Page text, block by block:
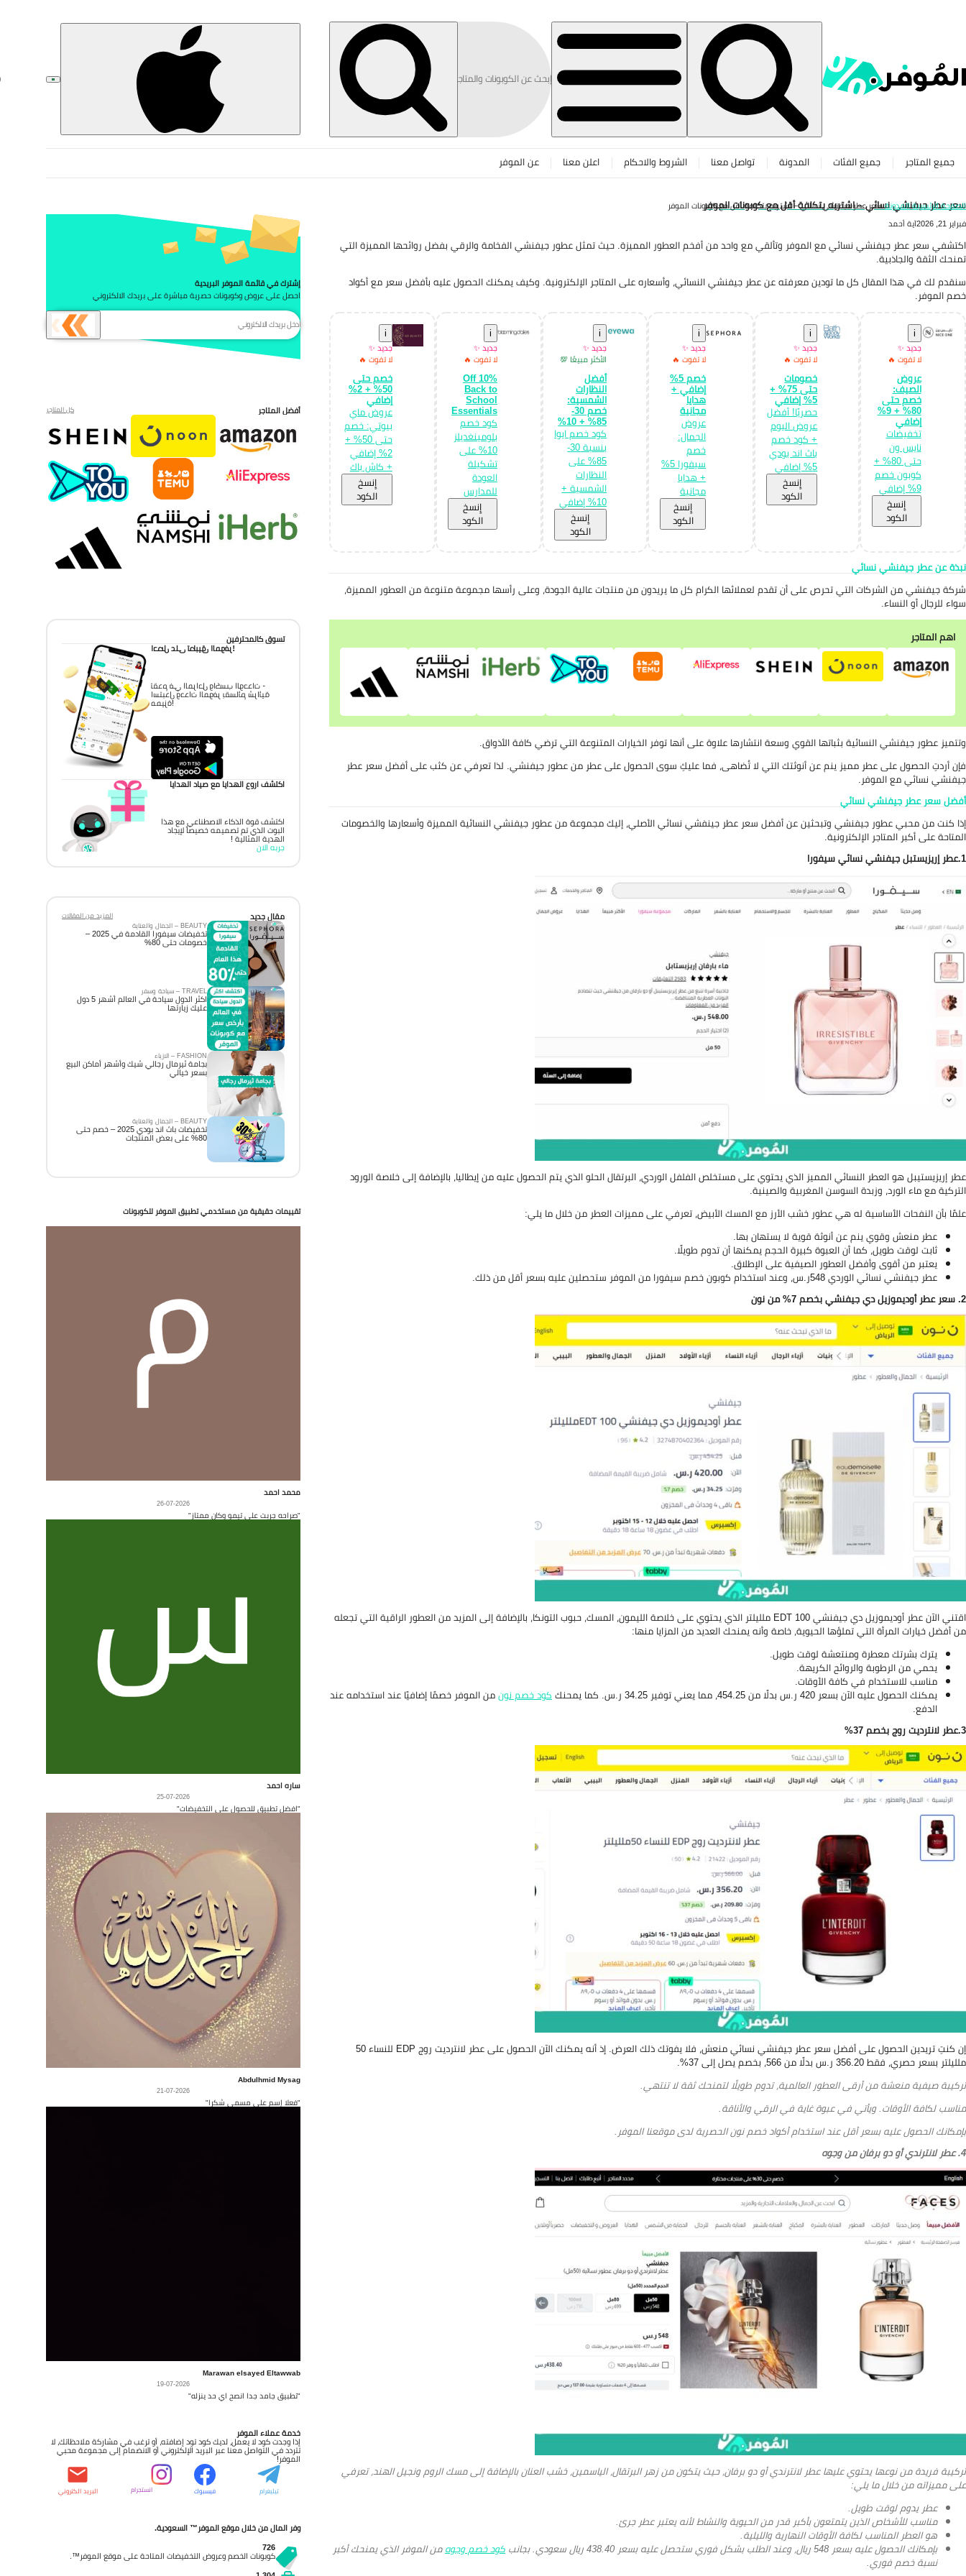
جميع المتاجر جميع الفئات المدونة تواصل معنا الشروط والاحكام اعلن معنا عن الموفر
الصفحة الرئيسيةالمدونةسعر عطر جيفنشي نسائي – اشتريه بتكلفة أقل مع كوبونات الموفر
سعر عطر جيفنشي نسائي – اشتريه بتكلفة أقل مع كوبونات الموفر
فبراير 21, 2026 آية أحمد
اكتشفي سعر عطر جيفنشي نسائي مع الموفر وتألقي مع واحد من أفخم العطور المميزة. حيث تمثل عطور جيفنشي الفخامة والرقي بفضل روائحها المميزة التي
تمنحك الثقة والجاذبية.
سنقدم لك في هذا المقال كل ما تودين معرفته عن عطر جيفنشي النسائي، وأسعاره على المتاجر الإلكترونية. وكيف يمكنك الحصول عليه بأفضل سعر مع أكواد
خصم الموفر.
i
جديد ✨
لا تفوت 🔥
عروض
الصيف:
خصم حتى
80% + 9%
إضافي
تخفيضات
نايس ون
حتى 80% +
كوبون خصم
9% إضافي
إِنسخ
الكود
i
جديد ✨
لا تفوت 🔥
خصومات
حتى 75% +
5% إضافي
حصريًا! أفضل
عروض اليوم
+ كود خصم
باث اند بودي
5% إضافي
إِنسخ
الكود
i
جديد ✨
لا تفوت 🔥
خصم 5%
إضافي +
هدايا
مجانية
عروض
الجمال:
خصم
سيفورا 5%
+ هدايا
مجانية
إِنسخ
الكود
i
جديد ✨
الأكثر مبيعًا 💯
أفضل
النظارات
الشمسية:
خصم 30-
85% + 10%
كود خصم ايوا
بنسبة 30-
85% على
النظارات
الشمسية +
10% إضافي
إِنسخ
الكود
i
جديد ✨
لا تفوت 🔥
10% Off
Back to
School
Essentials
كود خصم
بلومينغديلز
10% على
تشكيلة
العودة
للمدارس
إِنسخ
الكود
i
جديد ✨
لا تفوت 🔥
خصم حتى
50% + 2%
إضافي
عروض ماي
بيوتي: خصم
حتى 50% +
2% إضافي
+ كاش باك
إِنسخ
الكود
نبذة عن عطر جيفنشي نسائي
شركة جيفنشي من الشركات التي تحرص على أن تقدم لعملائها الكرام كل ما يريدون من منتجات عالية الجودة، وعلى رأسها مجموعة متنوعة من العطور المميزة،
سواء للرجال أو النساء.
اهم المتاجر
وتتميز عطور جيفنشي النسائية بثباتها القوي وسعة انتشارها علاوة على أنها توفر الخيارات المتنوعة التي ترضي كافة الأذواق.
فإن أردتِ الحصول على عطر مميز ينم عن أنوثتك التي لا تُضاهى، فما عليكِ سوى الحصول على عطر من عطور جيفنشي. لذا تعرفي عن كثب على أفضل سعر عطر
جيفنشي نسائي مع الموفر.
أفضل سعر عطر جيفنشي نسائي
إذا كنت من محبي عطور جيفنشي وتبحثين عن أفضل سعر عطر جينفشي نسائي الأصلي، إليك مجموعة من عطور جيفنشي النسائية المميزة وأسعارها والخصومات
المتاحة على أكبر المتاجر الإلكترونية.
1.عطر إريزيستبلجيفنشي نسائي سيفورا
عطر إريزيستيبل هو العطر النسائي المميز الذي يحتوي على مستخلص الفلفل الوردي، البرتقال الحلو الذي يتم الحصول عليه من إيطاليا، بالإضافة إلى خلاصة الورود
التركية مع ماء الورد، وزبدة السوسن المغربية والصينية.
علمًا بأن النفحات الأساسية له هي عطور خشب الأرز مع المسك الأبيض، تعرفي على مميزات العطر من خلال ما يلي:
عطر منعش وقوي ينم عن أنوثة قوية لا يستهان بها.
ثابت لوقت طويل، كما أن العبوة كبيرة الحجم يمكنها أن تدوم طويلًا.
يعتبر من أقوى وأفضل العطور الصيفية على الإطلاق.
عطر جيفنشي نسائي الوردي 548ر.س، وعند استخدام كوبون خصم سيفورا من الموفر ستحصلين عليه بسعر أقل من ذلك.
2. سعر
عطر أوديموزيل دي جيفنشي بخصم 7% من نون
اقتني الآن عطر أوديموزيل دي جيفنشي EDT 100 ملليلتر الذي يحتوي على خلاصة الليمون، المسك، حبوب التونكا، بالإضافة إلى المزيد من العطور الراقية التي تجعله
من أفضل خيارات المرأة التي تملؤها الحيوية، خاصة وأنه يمنحك العديد من المزايا منها:
يترك بشرتك معطرة ومنتعشة لوقت طويل.
يحمي من الرطوبة والروائح الكريهة.
مناسب للاستخدام في كافة الأوقات.
يمكنك الحصول عليه الآن بسعر 420 ر.س بدلًا من 454.25، مما يعني توفير 34.25 ر.س. كما يمحنك كود خصم نونمن الموفر خصمًا إضافيًا عند استخدامه عند
الدفع.
3.عطر لانترديت روج بخصم 37%
إن كنتِ تريدين الحصول على أفضل سعر عطر جيفنشي نسائي منعش، فلا يفوتك ذلك العرض. إذ أنه يمكنك الآن الحصول على عطر لانترديت روج EDP للنساء 50
ملليلتر بسعر حصري، فقط 356.20 ر.س بدلًا من 566، بخصم يصل إلى 37%.
تركيبة صيفية منعشة من أرقى العطور العالمية، تدوم طويلًا لتمنحك ثقة لا تنتهي.
مناسب لكافة الأوقات. ويأتي في عبوة غاية في الرقي والأناقة.
بإمكانك الحصول عليه بسعر أقل عند استخدام أكواد خصم نون الحصرية لدى موقعنا الموفر.
4. عطر لانترندي أو دو برفان من وجوه
تركيبة فريدة من نوعها يحتوي عليها عطر لانترندي أو دو برفان، حيث يتكون من زهر البرتقال، الياسمين، خشب العنان بالإضافة إلى مسك الروم ونجيل الهند، تعرفي
على مميزاته من خلال ما يلي:
عطر يدوم لوقت طويل.
مناسب للأشخاص الذين يتمتعون بأكبر قدر من الحيوية والنشاط لأنه يعتبر عطر جرئ.
هو العطر المناسب لكافة الأوقات النهارية والليلية.
بإمكانك الحصول عليه بسعر 548 ريال، وعند الطلب بشكل فوري ستحصل عليه بسعر 438.40 ريال سعودي. بجانب كود خصم وجوهمن الموفر الذي يمنحك أكبر
نسبة خصم فوري.
إشترك في قائمة الموفر البريدية
احصل على عروض وكوبونات حصرية مباشرة على بريدك الالكتروني
أفضل المتاجر كل المتاجر
تسوق كالمحترفين
احصل على تطبيق الموفر!
تقدم في المراحل واكسب الوحدات -
استبدل وحدات الموفر بقسائم شرائية
مميزة!
اكتشف اروع الهدايا مع صياد الهدايا
اكتشف قوة الذكاء الاصطناعي مع هذا
البوت الذي تم تصميمه خصيصاً لإيجاد
الهدية المثالية !
جربه الان
مقال جديد
المزيد من المقالات
BEAUTY – الجمال والعناية
تخفيضات سيفورا القادمة في 2025 –
خصومات حتى 80%
TRAVEL – سياحة وسفر
اكثر الدول سياحة في العالم أشهر 5 دول
عليك زيارتها
FASHION – الازياء
بجامة ثيرمال رجالي شيك وأشهر أماكن البيع
بسعر خيالي
BEAUTY – الجمال والعناية
تخفيضات باث اند بودي 2025 – خصم حتى
80% على بعض المنتجات
تقييمات حقيقية من مستخدمي تطبيق الموفر للكوبونات
محمد احمد
26-07-2026
"صراحه جربت على تيمو وكان ممتاز"
ساره احمد
25-07-2026
"افضل تطبيق للحصول على التخفيضات"
Abdulhmid Mysag
21-07-2026
"فعلا إسم على مسمى شكرا"
Marawan elsayed Eltawwab
19-07-2026
"تطبيق جامد جدا انصح اي حد ينزله"
خدمة عملاء الموفر
إذا وجدت كود لا يعمل، لديك كود تود إضافته، أو ترغب في مشاركة ملاحظاتك، لا
تتردد في التواصل معنا عبر البريد الإلكتروني أو الانضمام إلى مجموعة محبي
الموفر!
تيليغرام فيسبوك انستجرام البريد الكتروني
وفر المال من خلال موقع الموفر™ السعودية.
726
كوبونات الخصم وعروض التخفيضات المتاحة على موقع الموفر™.